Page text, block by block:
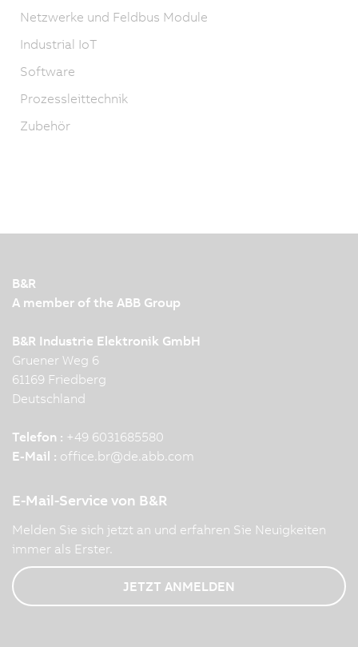
Netzwerke und Feldbus Module
Industrial IoT
Software
Prozessleittechnik
Zubehör
B&R
A member of the ABB Group
B&R Industrie Elektronik GmbH
Gruener Weg 6
61169 Friedberg
Deutschland
Telefon : +49 6031685580
E-Mail : office.br@de.abb.com
E-Mail-Service von B&R
Melden Sie sich jetzt an und erfahren Sie Neuigkeiten
immer als Erster.
JETZT ANMELDEN